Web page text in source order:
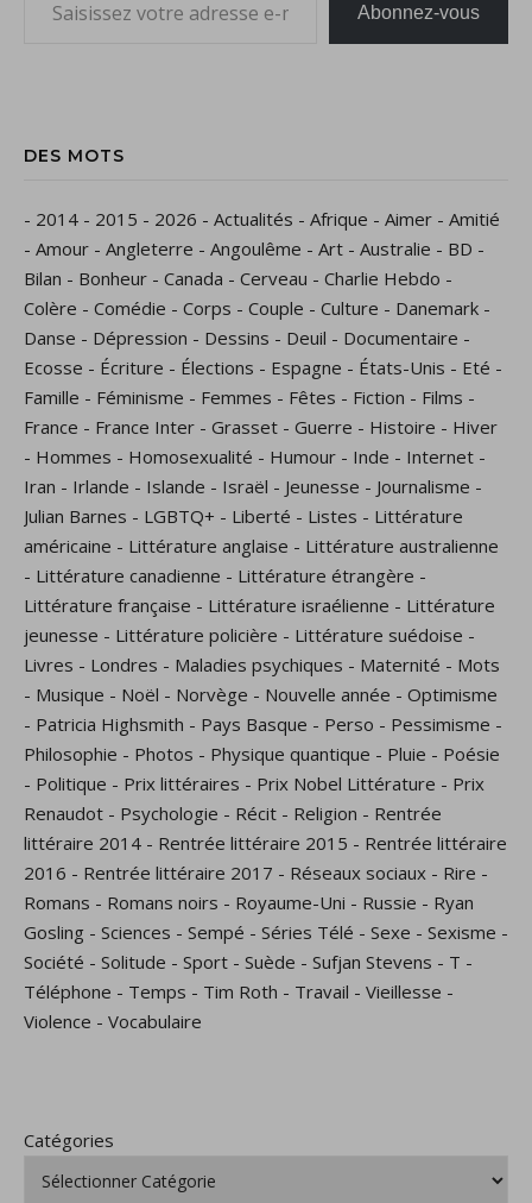
Abonnez-vous
DES MOTS
- 2014 - 2015 - 2026 - Actualités - Afrique - Aimer - Amitié
- Amour - Angleterre - Angoulême - Art - Australie - BD -
Bilan - Bonheur - Canada - Cerveau - Charlie Hebdo -
Colère - Comédie - Corps - Couple - Culture - Danemark -
Danse - Dépression - Dessins - Deuil - Documentaire -
Ecosse - Écriture - Élections - Espagne - États-Unis - Eté -
Famille - Féminisme - Femmes - Fêtes - Fiction - Films -
France - France Inter - Grasset - Guerre - Histoire - Hiver
- Hommes - Homosexualité - Humour - Inde - Internet -
Iran - Irlande - Islande - Israël - Jeunesse - Journalisme -
Julian Barnes - LGBTQ+ - Liberté - Listes - Littérature
américaine - Littérature anglaise - Littérature australienne
- Littérature canadienne - Littérature étrangère -
Littérature française - Littérature israélienne - Littérature
jeunesse - Littérature policière - Littérature suédoise -
Livres - Londres - Maladies psychiques - Maternité - Mots
- Musique - Noël - Norvège - Nouvelle année - Optimisme
- Patricia Highsmith - Pays Basque - Perso - Pessimisme -
Philosophie - Photos - Physique quantique - Pluie - Poésie
- Politique - Prix littéraires - Prix Nobel Littérature - Prix
Renaudot - Psychologie - Récit - Religion - Rentrée
littéraire 2014 - Rentrée littéraire 2015 - Rentrée littéraire
2016 - Rentrée littéraire 2017 - Réseaux sociaux - Rire -
Romans - Romans noirs - Royaume-Uni - Russie - Ryan
Gosling - Sciences - Sempé - Séries Télé - Sexe - Sexisme -
Société - Solitude - Sport - Suède - Sufjan Stevens - T -
Téléphone - Temps - Tim Roth - Travail - Vieillesse -
Violence - Vocabulaire
Catégories